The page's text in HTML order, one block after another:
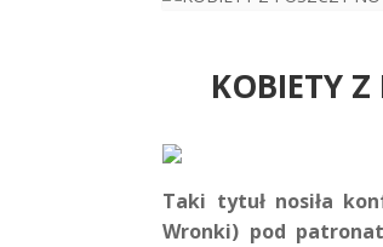
KOBIETY
Taki tytuł nosiła
Wronki) pod